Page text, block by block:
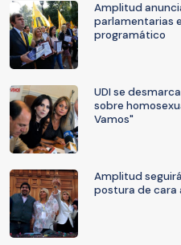
Amplitud
parlamentarias
programático
UDI se
sobre
Vamos"
Amplitud
postura de cara